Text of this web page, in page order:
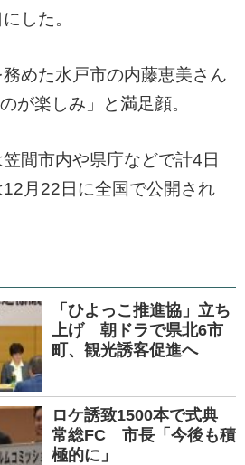
した。
めた水戸市の内藤恵美さん
が楽しみ」と満足顔。
間市内や県庁などで計4日
月22日に全国で公開され
「ひよっこ推進協」立ち
上げ 朝ドラで県北6市
町、観光誘客促進へ
ロケ誘致1500本で式典
常総FC 市長「今後も積
極的に」